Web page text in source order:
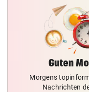
Guten
Morgens
Nachrichten